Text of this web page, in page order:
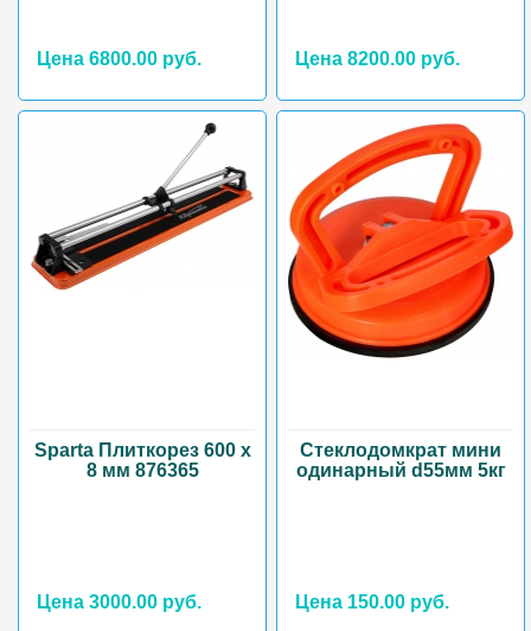
Цена 6800.00 руб. Цена 8200.00 руб.
Sparta Плиткорез 600 х
8 мм 876365
Цена 3000.00 руб.
Стеклодомкрат мини
одинарный d55мм 5кг
Цена 150.00 руб.